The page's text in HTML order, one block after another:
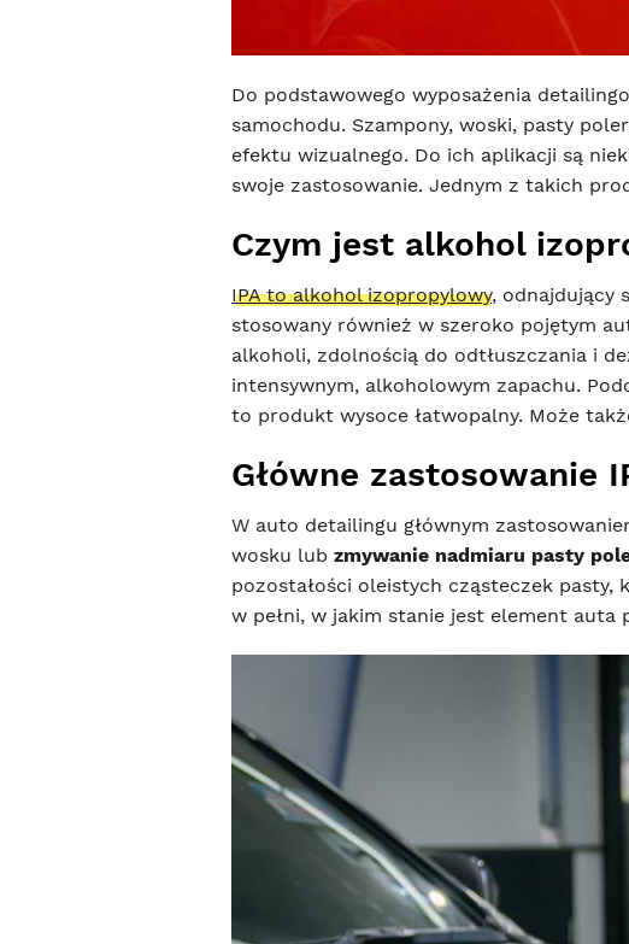
Do podstawowego wyposażenia
samochodu. Szampony, woski, pasty
efektu wizualnego. Do ich aplikacji są
swoje zastosowanie. Jednym z takich
Czym jest alkohol
IPA to alkohol izopropylowy, odnajdujący
stosowany również w szeroko pojętym
alkoholi, zdolnością do odtłuszczania i
intensywnym, alkoholowym zapachu.
to produkt wysoce łatwopalny. Może
Główne zastosowanie
W auto detailingu głównym
wosku lub zmywanie nadmiaru pasty
pozostałości oleistych cząsteczek pasty,
w pełni, w jakim stanie jest element auta